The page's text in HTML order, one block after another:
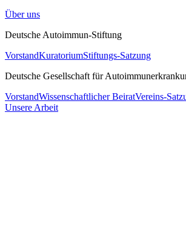
Über uns
Deutsche Autoimmun-Stiftung
VorstandKuratoriumStiftungs-Satzung
Deutsche Gesellschaft für
VorstandWissenschaftlicher BeiratVereins-
Unsere Arbeit